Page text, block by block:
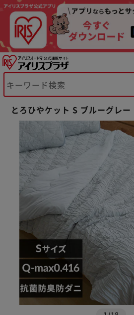
とろひやケット S ブルーグレー